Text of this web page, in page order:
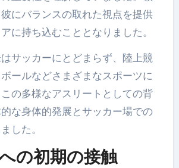
にバランスの取れた視点を提供
に持ち込むこととなりました。
サッカーにとどまらず、陸上競
ールなどさまざまなスポーツに
の多様なアスリートとしての背
な身体的発展とサッカー場での
した。
の初期の接触